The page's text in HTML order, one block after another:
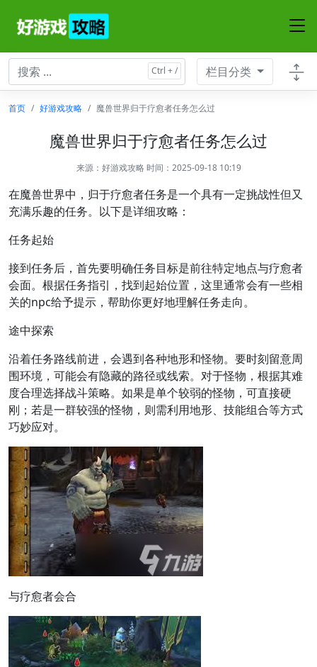
栏目分类
首页 好游戏攻略 魔兽世界归于疗愈者任务怎么过
魔兽世界归于疗愈者任务怎么过
来源： 好游戏攻略时间：2025-09-18 10:19
在魔兽世界中，归于疗愈者任务是一个具有一定挑战性但又
充满乐趣的任务。以下是详细攻略：
任务起始
接到任务后，首先要明确任务目标是前往特定地点与疗愈者
会面。根据任务指引，找到起始位置，这里通常会有一些相
关的npc给予提示，帮助你更好地理解任务走向。
途中探索
沿着任务路线前进，会遇到各种地形和怪物。要时刻留意周
围环境，可能会有隐藏的路径或线索。对于怪物，根据其难
度合理选择战斗策略。如果是单个较弱的怪物，可直接硬
刚；若是一群较强的怪物，则需利用地形、技能组合等方式
巧妙应对。
与疗愈者会合